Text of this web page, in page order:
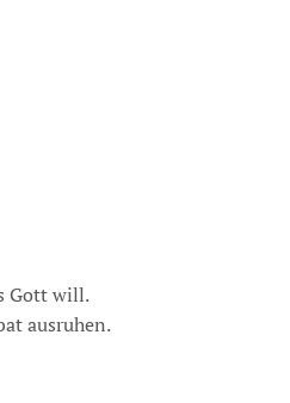
Gott will.
ausruhen.